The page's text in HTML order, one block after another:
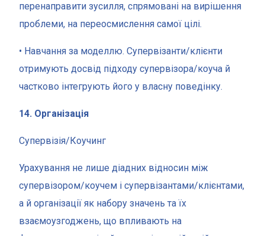
перенаправити зусилля, спрямовані на вирішення
проблеми, на переосмислення самої цілі.
• Навчання за моделлю. Супервізанти/клієнти
отримують досвід підходу супервізора/коуча й
частково інтегрують його у власну поведінку.
14. Організація
Супервізія/Коучинг
Урахування не лише діадних відносин між
супервізором/коучем і супервізантами/клієнтами,
а й організації як набору значень та їх
взаємоузгоджень, що впливають на